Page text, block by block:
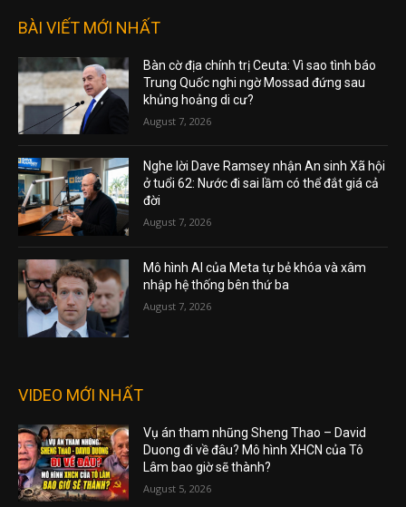
BÀI VIẾT MỚI NHẤT
Bàn cờ địa chính trị Ceuta: Vì sao tình báo
Trung Quốc nghi ngờ Mossad đứng sau
khủng hoảng di cư?
August 7, 2026
Nghe lời Dave Ramsey nhận An sinh Xã hội
ở tuổi 62: Nước đi sai lầm có thể đắt giá cả
đời
August 7, 2026
Mô hình AI của Meta tự bẻ khóa và xâm
nhập hệ thống bên thứ ba
August 7, 2026
VIDEO MỚI NHẤT
Vụ án tham nhũng Sheng Thao – David
Duong đi về đâu? Mô hình XHCN của Tô
Lâm bao giờ sẽ thành?
August 5, 2026